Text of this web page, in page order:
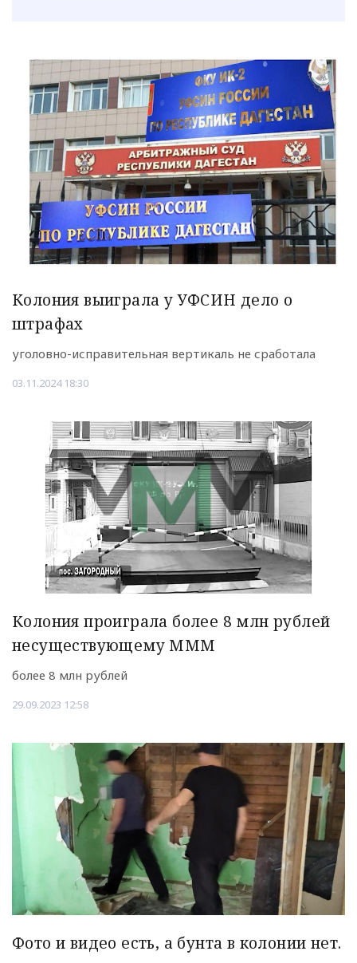
Колония выиграла у УФСИН дело о
штрафах
уголовно-исправительная вертикаль не сработала
03.11.2024 18:30
Колония проиграла более 8 млн рублей
несуществующему МММ
более 8 млн рублей
29.09.2023 12:58
Фото и видео есть, а бунта в колонии нет.